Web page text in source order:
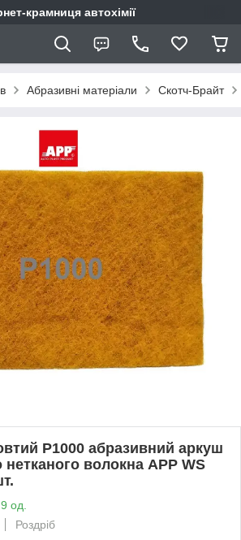
крамниця автохімії
Абразивні матеріали Скотч-Брайт
P1000 абразивний аркуш
нетканого волокна APP WS
од.
Роздріб